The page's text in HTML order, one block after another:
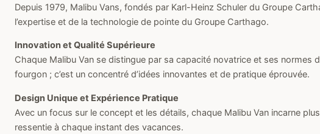
Depuis 1979, Malibu Vans, fondés par Karl-Heinz Schuler du Groupe
l’expertise et de la technologie de pointe du Groupe Carthago.
Innovation et Qualité Supérieure
Chaque Malibu Van se distingue par sa capacité novatrice et ses normes
fourgon ; c’est un concentré d’idées innovantes et de pratique éprouvée.
Design Unique et Expérience Pratique
Avec un focus sur le concept et les détails, chaque Malibu Van incarne
ressentie à chaque instant des vacances.